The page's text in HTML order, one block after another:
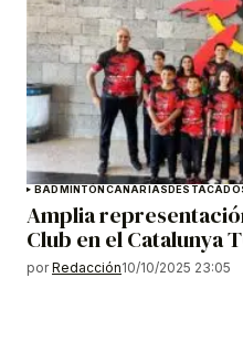
BADMINTÓNCANARIAS
Amplia
Club en el Catalunya
por Redacción10/10/2025 23:05